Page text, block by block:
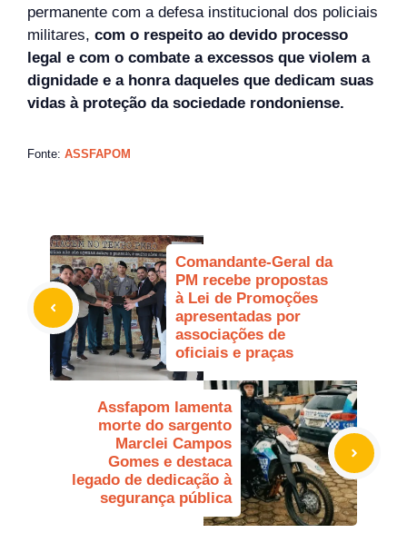
permanente com a defesa institucional dos policiais
militares, com o respeito ao devido processo
legal e com o combate a excessos que violem a
dignidade e a honra daqueles que dedicam suas
vidas à proteção da sociedade rondoniense.
Fonte: ASSFAPOM
Comandante-Geral da
PM recebe propostas
à Lei de Promoções
apresentadas por
associações de
oficiais e praças
Assfapom lamenta
morte do sargento
Marclei Campos
Gomes e destaca
legado de dedicação à
segurança pública